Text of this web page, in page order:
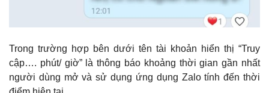
Trong trường hợp bên dưới tên tài khoản hiển thị “Truy
cập…. phút/ giờ” là thông báo khoảng thời gian gần nhất
người dùng mở và sử dụng ứng dụng Zalo tính đến thời